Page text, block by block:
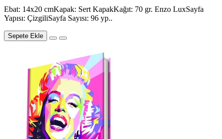
Ebat: 14x20 cmKapak: Sert KapakKağıt: 70 gr. Enzo LuxSayfa
Yapısı: ÇizgiliSayfa Sayısı: 96 yp..
Sepete Ekle